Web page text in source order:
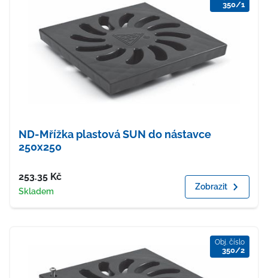
350/1
ND-Mřížka plastová SUN do nástavce
250x250
Cena
253.35 Kč
Dostupnost
Skladem Zobrazit
Obj. číslo
350/2